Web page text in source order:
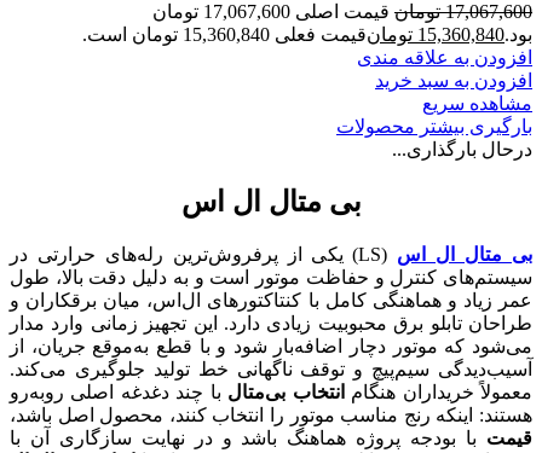
17,067,600 تومان
قیمت اصلی 17,067,600 تومان
بود.15,360,840 تومانقیمت فعلی 15,360,840 تومان است.
افزودن به علاقه مندی
افزودن به سبد خرید
مشاهده سریع
بارگیری بیشتر محصولات
درحال بارگذاری...
بی متال ال اس
بی‌ متال ال اس
(LS) یکی از پرفروش‌ترین رله‌های حرارتی در
سیستم‌های کنترل و حفاظت موتور است و به دلیل دقت بالا، طول
عمر زیاد و هماهنگی کامل با کنتاکتورهای ال‌اس، میان برقکاران و
طراحان تابلو برق محبوبیت زیادی دارد. این تجهیز زمانی وارد مدار
می‌شود که موتور دچار اضافه‌بار شود و با قطع به‌موقع جریان، از
آسیب‌دیدگی سیم‌پیچ و توقف ناگهانی خط تولید جلوگیری می‌کند.
معمولاً خریداران هنگام انتخاب بی‌متال با چند دغدغه اصلی روبه‌رو
هستند: اینکه رنج مناسب موتور را انتخاب کنند، محصول اصل باشد،
قیمت با بودجه پروژه هماهنگ باشد و در نهایت سازگاری آن با